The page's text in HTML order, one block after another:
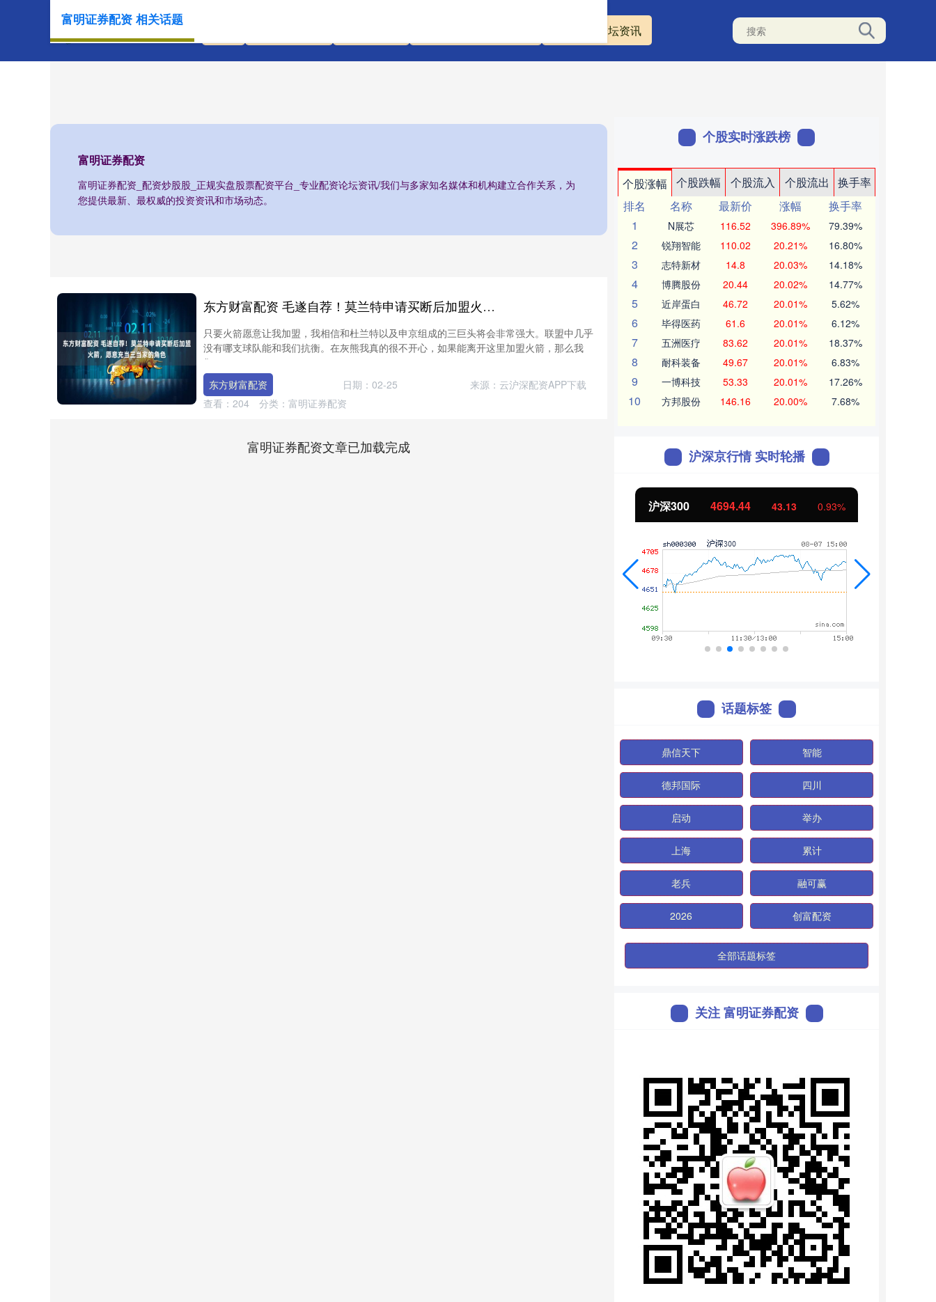
专业配资论坛资讯
富明证券配资
富明证券配资_配资炒股股_正规实盘股票配资平台_专业配资论坛资讯/我们与多家知名媒体和机构建立合作关系，为
您提供最新、最权威的投资资讯和市场动态。
富明证券配资 相关话题
东方财富配资 毛遂自荐！莫兰特申请买断后加盟火箭，愿意充当三当家的角色
只要火箭愿意让我加盟，我相信和杜兰特以及申京组成的三巨头将会非常强大。联盟中几乎
没有哪支球队能和我们抗衡。在灰熊我真的很不开心，如果能离开这里加盟火箭，那么我
们....
东方财富配资
日期：02-25
来源：云沪深配资APP下载
查看： 204 分类： 富明证券配资
富明证券配资文章已加载完成
个股实时涨跌榜
个股涨幅 个股跌幅 个股流入 个股流出
换手率
排名
名称 最新价 涨幅
换手率
1
N展芯 116.52 396.89% 79.39%
2 锐翔智能 110.02 20.21% 16.80%
3 志特新材 14.8 20.03% 14.18%
4 博腾股份 20.44 20.02% 14.77%
5 近岸蛋白 46.72 20.01% 5.62%
6 毕得医药 61.6 20.01% 6.12%
7 五洲医疗 83.62 20.01% 18.37%
8 耐科装备 49.67 20.01% 6.83%
9 一博科技 53.33 20.01% 17.26%
10 方邦股份 146.16 20.00% 7.68%
沪深京行情 实时轮播
沪深300 4694.44 43.13 0.93%
话题标签
鼎信天下 智能
德邦国际 四川
启动 举办
上海 累计
老兵 融可赢
2026 创富配资
全部话题标签
关注 富明证券配资